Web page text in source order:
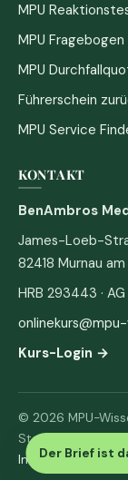
Der Brief ist
MPU
MPU Fragebogen
MPU
Führerschein
MPU Service
KONTAKT
BenAmbros
James-Loeb-
82418 Murnau
HRB 293443 ·
Kurs-Login →
© 2026 MPU-
Staffelsee
Impressum·